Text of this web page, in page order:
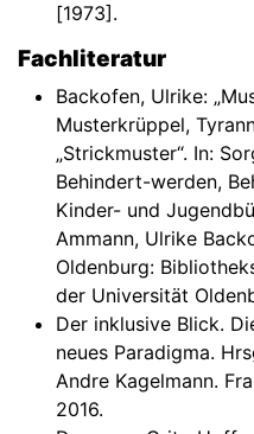
[1973].
Fachliteratur
Backofen, Ulrike:
Musterkrüppel,
„Strickmuster“. In:
Behindert-werden,
Kinder- und
Ammann, Ulrike
Oldenburg:
der Universität
Der inklusive Blick.
neues Paradigma.
Andre Kagelmann.
2016.